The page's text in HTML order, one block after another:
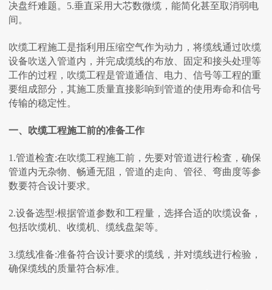
决盘纤难题。5.垂直采用大芯数微缆，能简化甚至取消弱电
间。
吹缆工程施工是指利用压缩空气作为动力，将缆线通过吹缆
设备吹送入管道内，并完成缆线的布放、固定和接头处理等
工作的过程，吹缆工程是管道通信、电力、信号等工程的重
要组成部分，其施工质量直接影响到管道的使用寿命和信号
传输的稳定性。
一、吹缆工程施工前的准备工作
1.管道检査:在吹缆工程施工前，先要对管道进行检査，确保
管道内无杂物、畅通无阻，管道的走向、管径、弯曲度等参
数要符合设计要求。
2.设备选型:根据管道参数和工程量，选择合适的吹缆设备，
包括吹缆机、收缆机、缆线盘架等。
3.缆线准备:准备符合设计要求的缆线，并对缆线进行检验，
确保缆线的质量符合标准。